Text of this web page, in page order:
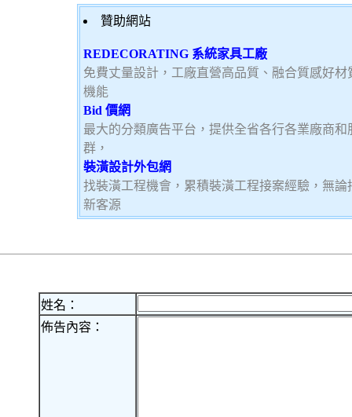
贊助網站
REDECORATING 系統家具工廠
免費丈量設計，工廠直營高品質、融合質感好
機能
Bid 價網
最大的分類廣告平台，提供全省各行各業廠商
群，
裝潢設計外包網
找裝潢工程機會，累積裝潢工程接案經驗，無
新客源
姓名：
佈告內容：